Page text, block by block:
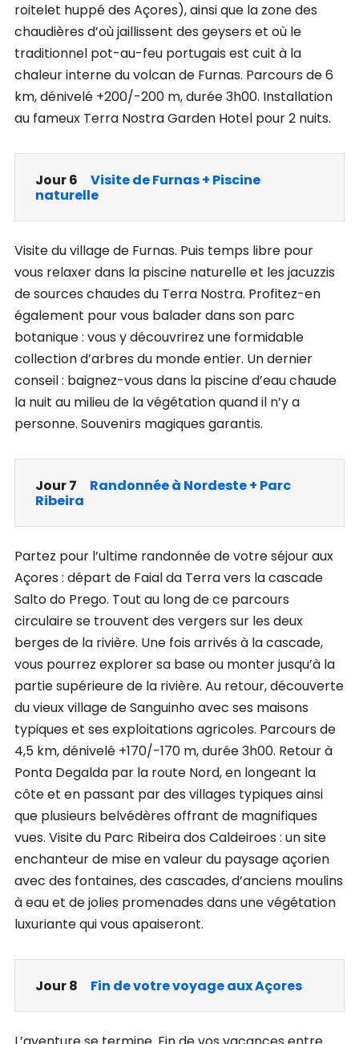
roitelet huppé des Açores), ainsi que la zone des
chaudières d’où jaillissent des geysers et où le
traditionnel pot-au-feu portugais est cuit à la
chaleur interne du volcan de Furnas. Parcours de 6
km, dénivelé +200/-200 m, durée 3h00. Installation
au fameux Terra Nostra Garden Hotel pour 2 nuits.
Jour 6
Visite de Furnas + Piscine
naturelle
Visite du village de Furnas. Puis temps libre pour
vous relaxer dans la piscine naturelle et les jacuzzis
de sources chaudes du Terra Nostra. Profitez-en
également pour vous balader dans son parc
botanique : vous y découvrirez une formidable
collection d’arbres du monde entier. Un dernier
conseil : baignez-vous dans la piscine d’eau chaude
la nuit au milieu de la végétation quand il n’y a
personne. Souvenirs magiques garantis.
Jour 7
Randonnée à Nordeste + Parc
Ribeira
Partez pour l’ultime randonnée de votre séjour aux
Açores : départ de Faial da Terra vers la cascade
Salto do Prego. Tout au long de ce parcours
circulaire se trouvent des vergers sur les deux
berges de la rivière. Une fois arrivés à la cascade,
vous pourrez explorer sa base ou monter jusqu’à la
partie supérieure de la rivière. Au retour, découverte
du vieux village de Sanguinho avec ses maisons
typiques et ses exploitations agricoles. Parcours de
4,5 km, dénivelé +170/-170 m, durée 3h00. Retour à
Ponta Degalda par la route Nord, en longeant la
côte et en passant par des villages typiques ainsi
que plusieurs belvédères offrant de magnifiques
vues. Visite du Parc Ribeira dos Caldeiroes : un site
enchanteur de mise en valeur du paysage açorien
avec des fontaines, des cascades, d’anciens moulins
à eau et de jolies promenades dans une végétation
luxuriante qui vous apaiseront.
Jour 8 Fin de votre voyage aux Açores